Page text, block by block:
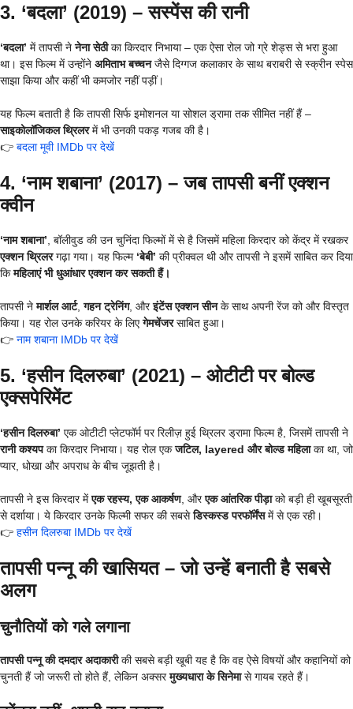
3. ‘बदला’ (2019) – सस्पेंस की रानी
‘बदला’ में तापसी नेनेना सेठीका किरदार निभाया – एक ऐसा रोल जो ग्रे शेड्स से भरा हुआ
था। इस फिल्म में उन्होंने अमिताभ बच्चनजैसे दिग्गज कलाकार के साथ बराबरी से स्क्रीन स्पेस
साझा किया और कहीं भी कमजोर नहीं पड़ीं।
यह फिल्म बताती है कि तापसी सिर्फ इमोशनल या सोशल ड्रामा तक सीमित नहीं हैं –
साइकोलॉजिकल थ्रिलरमें भी उनकी पकड़ गजब की है।
👉 बदला मूवी IMDb पर देखें
4. ‘नाम शबाना’ (2017) – जब तापसी बनीं एक्शन
क्वीन
‘नाम शबाना’ , बॉलीवुड की उन चुनिंदा फिल्मों में से है जिसमें महिला किरदार को केंद्र में रखकर
एक्शन थ्रिलरगढ़ा गया। यह फिल्म ‘बेबी’ की प्रीक्वल थी और तापसी ने इसमें साबित कर दिया
किमहिलाएं भी धुआंधार एक्शन कर सकती हैं।
तापसी नेमार्शल आर्ट,गहन ट्रेनिंग, औरइंटेंस एक्शन सीनके साथ अपनी रेंज को और विस्तृत
किया। यह रोल उनके करियर के लिएगेमचेंजरसाबित हुआ।
👉 नाम शबाना IMDb पर देखें
5. ‘हसीन दिलरुबा’ (2021) – ओटीटी पर बोल्ड
एक्सपेरिमेंट
‘हसीन दिलरुबा’ एक ओटीटी प्लेटफॉर्म पर रिलीज़ हुई थ्रिलर ड्रामा फिल्म है, जिसमें तापसी ने
रानी कश्यपका किरदार निभाया। यह रोल एकजटिल, layered और बोल्ड महिलाका था, जो
प्यार, धोखा और अपराध के बीच जूझती है।
तापसी ने इस किरदार मेंएक रहस्य, एक आकर्षण, औरएक आंतरिक पीड़ाको बड़ी ही खूबसूरती
से दर्शाया। ये किरदार उनके फिल्मी सफर की सबसेडिस्कस्ड परफॉर्मेंसमें से एक रही।
👉 हसीन दिलरुबा IMDb पर देखें
तापसी पन्नू की खासियत – जो उन्हें बनाती है सबसे
अलग
चुनौतियों को गले लगाना
तापसी पन्नू की दमदार अदाकारीकी सबसे बड़ी खूबी यह है कि वह ऐसे विषयों और कहानियों को
चुनती हैं जो जरूरी तो होते हैं, लेकिन अक्सरमुख्यधारा के सिनेमासे गायब रहते हैं।